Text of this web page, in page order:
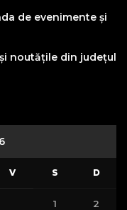
de evenimente și
noutățile din județul
V S D
1 2